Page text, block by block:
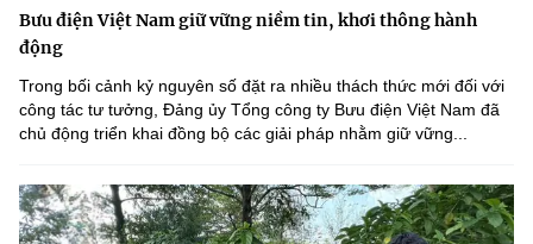
Bưu điện Việt Nam giữ vững niềm tin, khơi thông hành
động
Trong bối cảnh kỷ nguyên số đặt ra nhiều thách thức mới đối với
công tác tư tưởng, Đảng ủy Tổng công ty Bưu điện Việt Nam đã
chủ động triển khai đồng bộ các giải pháp nhằm giữ vững...